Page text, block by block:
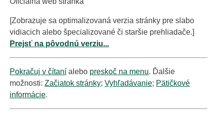
[Zobrazuje sa optimalizovaná verzia stránky pre slabo
vidiacich alebo špecializované či staršie prehliadače.]
Prejsť na pôvodnú verziu...
Pokračuj v čítaní alebo preskoč na menu. Ďalšie
možnosti: Začiatok stránky; Vyhľadávanie; Pätičkové
informácie.